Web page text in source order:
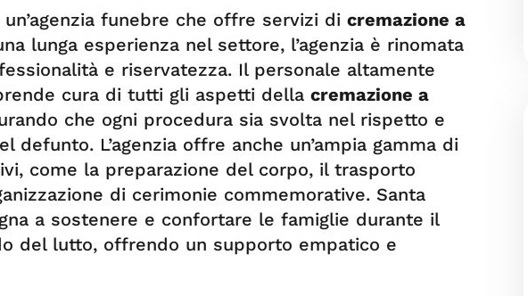
funebre che offre servizi di cremazione a
lunga esperienza nel settore, l’agenzia è rinomata
e riservatezza. Il personale altamente
cura di tutti gli aspetti della cremazione a
che ogni procedura sia svolta nel rispetto e
defunto. L’agenzia offre anche un’ampia gamma di
come la preparazione del corpo, il trasporto
di cerimonie commemorative. Santa
a sostenere e confortare le famiglie durante il
del lutto, offrendo un supporto empatico e